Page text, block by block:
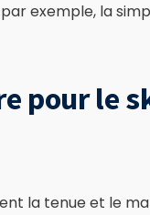
exemple, la
pour le
la tenue et le